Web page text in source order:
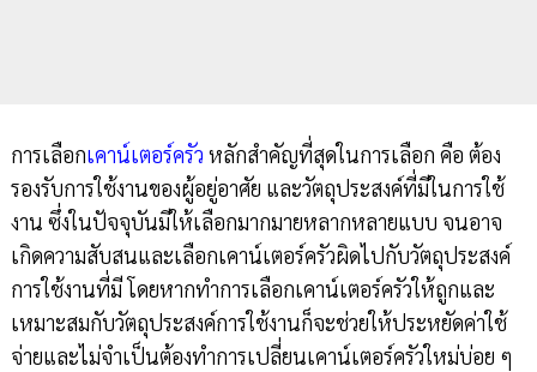
การเลือกเคาน์เตอร์ครัว หลักสำคัญที่สุดในการเลือก คือ ต้อง
รองรับการใช้งานของผู้อยู่อาศัย และวัตถุประสงค์ที่มีในการใช้
งาน ซึ่งในปัจจุบันมีให้เลือกมากมายหลากหลายแบบ จนอาจ
เกิดความสับสนและเลือกเคาน์เตอร์ครัวผิดไปกับวัตถุประสงค์
การใช้งานที่มี โดยหากทำการเลือกเคาน์เตอร์ครัวให้ถูกและ
เหมาะสมกับวัตถุประสงค์การใช้งานก็จะช่วยให้ประหยัดค่าใช้
จ่ายและไม่จำเป็นต้องทำการเปลี่ยนเคาน์เตอร์ครัวใหม่บ่อย ๆ